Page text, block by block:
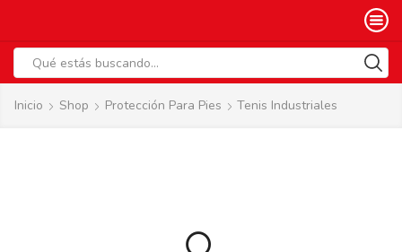
input
Inicio
Shop Protección Para Pies Tenis Industriales